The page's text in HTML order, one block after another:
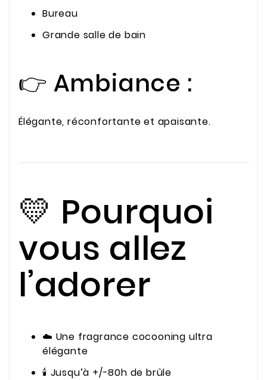
Bureau
Grande salle de bain
👉 Ambiance :
Élégante, réconfortante et apaisante.
💛 Pourquoi
vous allez
l’adorer
☁️ Une fragrance cocooning ultra
élégante
🕯️ Jusqu’à +/-80h de brûle